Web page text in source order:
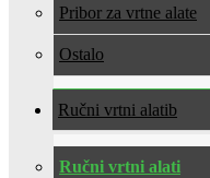
Pribor za vrtne alate
Ostalo
Ručni vrtni alati
Ručni vrtni alati